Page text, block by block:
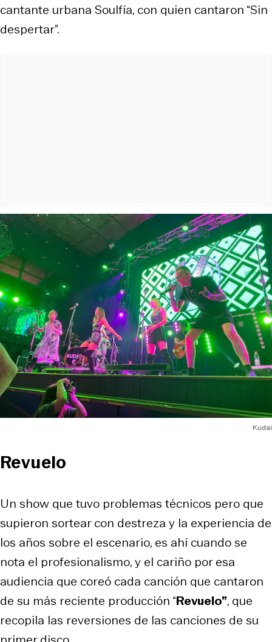
cantante urbana Soulfía, con quien cantaron “Sin
despertar”.
Kudai
Revuelo
Un show que tuvo problemas técnicos pero que
supieron sortear con destreza y la experiencia de
los años sobre el escenario, es ahí cuando se
nota el profesionalismo, y el cariño por esa
audiencia que coreó cada canción que cantaron
de su más reciente producción “Revuelo”, que
recopila las reversiones de las canciones de su